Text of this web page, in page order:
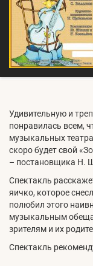
Удивительную и
понравилась всем,
музыкальных
скоро будет свой
– постановщика Н.
Спектакль
яичко, которое
полюбил этого
музыкальным
зрителям и их
Спектакль